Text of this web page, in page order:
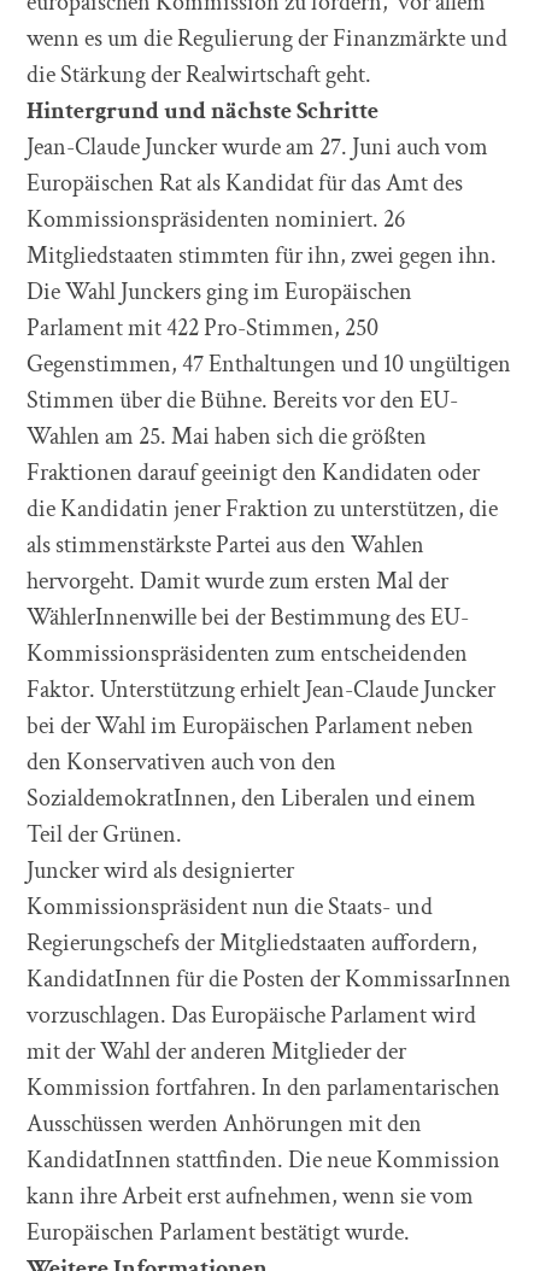
wenn es um die Regulierung der Finanzmärkte und
die Stärkung der Realwirtschaft geht.
Hintergrund und nächste Schritte
Jean-Claude Juncker wurde am 27. Juni auch vom
Europäischen Rat als Kandidat für das Amt des
Kommissionspräsidenten nominiert. 26
Mitgliedstaaten stimmten für ihn, zwei gegen ihn.
Die Wahl Junckers ging im Europäischen
Parlament mit 422 Pro-Stimmen, 250
Gegenstimmen, 47 Enthaltungen und 10 ungültigen
Stimmen über die Bühne. Bereits vor den EU-
Wahlen am 25. Mai haben sich die größten
Fraktionen darauf geeinigt den Kandidaten oder
die Kandidatin jener Fraktion zu unterstützen, die
als stimmenstärkste Partei aus den Wahlen
hervorgeht. Damit wurde zum ersten Mal der
WählerInnenwille bei der Bestimmung des EU-
Kommissionspräsidenten zum entscheidenden
Faktor. Unterstützung erhielt Jean-Claude Juncker
bei der Wahl im Europäischen Parlament neben
den Konservativen auch von den
SozialdemokratInnen, den Liberalen und einem
Teil der Grünen.
Juncker wird als designierter
Kommissionspräsident nun die Staats- und
Regierungschefs der Mitgliedstaaten auffordern,
KandidatInnen für die Posten der KommissarInnen
vorzuschlagen. Das Europäische Parlament wird
mit der Wahl der anderen Mitglieder der
Kommission fortfahren. In den parlamentarischen
Ausschüssen werden Anhörungen mit den
KandidatInnen stattfinden. Die neue Kommission
kann ihre Arbeit erst aufnehmen, wenn sie vom
Europäischen Parlament bestätigt wurde.